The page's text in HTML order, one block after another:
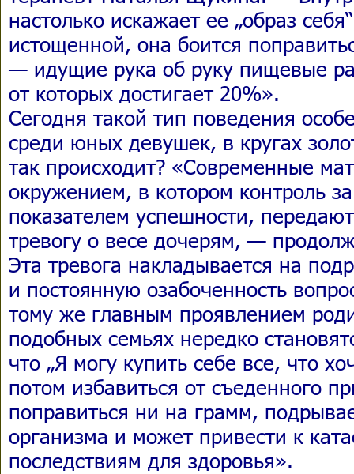
настолько искажает ее „образ
истощенной, она боится
— идущие рука об руку пищевые
от которых достигает 20%».
Сегодня такой тип поведения
среди юных девушек, в кругах
так происходит? «Современные
окружением, в котором контроль
показателем успешности,
тревогу о весе дочерям, —
Эта тревога накладывается на
и постоянную озабоченность
тому же главным проявлением
подобных семьях нередко
что „Я могу купить себе все, что
потом избавиться от съеденного
поправиться ни на грамм,
организма и может привести к
последствиям для здоровья».